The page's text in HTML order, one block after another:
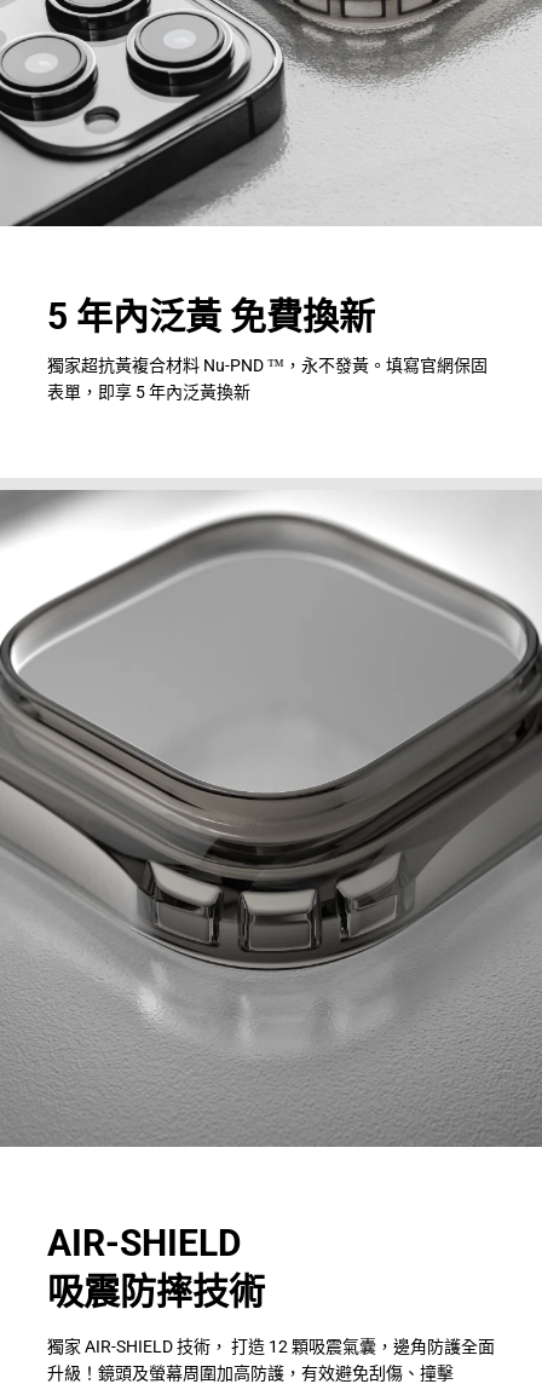
5 年內泛黃 免費換新
獨家超抗黃複合材料 Nu-PND ™，永不發黃。填寫官網保固
表單，即享 5 年內泛黃換新
AIR-SHIELD
吸震防摔技術
獨家 AIR-SHIELD 技術， 打造 12 顆吸震氣囊，邊角防護全面
升級！鏡頭及螢幕周圍加高防護，有效避免刮傷、撞擊